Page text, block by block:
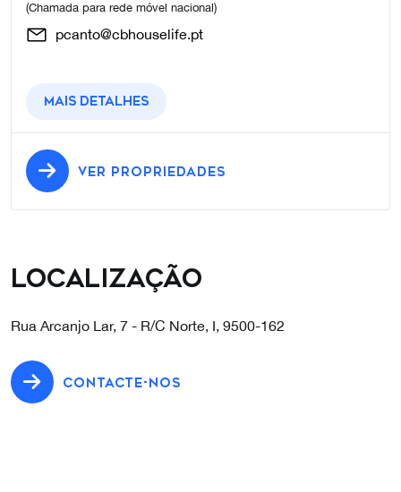
(Chamada para rede móvel nacional)
pcanto@cbhouselife.pt
Mais detalhes
VER PROPRIEDADES
Localização
Rua Arcanjo Lar, 7 - R/C Norte, I, 9500-162
CONTACTE-NOS